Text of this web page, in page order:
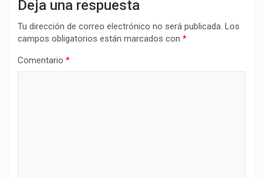
Deja una respuesta
Tu dirección de correo electrónico no será publicada. Los
campos obligatorios están marcados con *
Comentario *